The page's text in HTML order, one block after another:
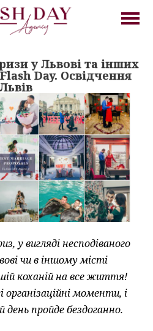
у Львові та інших
Day. Освідчення
Львів
у вигляді несподіваного
чи в іншому місті
коханій на все життя!
моменти, і
день пройде бездоганно.